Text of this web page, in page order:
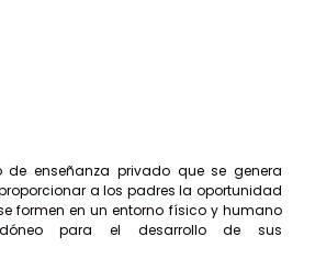
de enseñanza privado que se genera
a los padres la oportunidad
formen en un entorno físico y humano
idóneo para el desarrollo de sus